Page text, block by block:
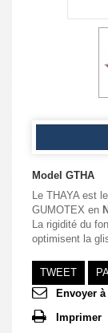
Model GTHA
Le THAYA est
GUMOTEX en
La rigidité du
optimisent la
TWEET
Envoyer
Imprimer